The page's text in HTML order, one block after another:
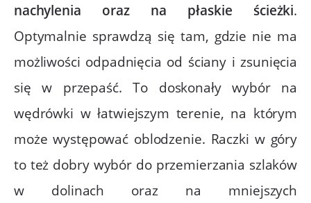
nachylenia oraz na płaskie ścieżki.
Optymalnie sprawdzą się tam, gdzie nie ma
możliwości odpadnięcia od ściany i zsunięcia
się w przepaść. To doskonały wybór na
wędrówki w łatwiejszym terenie, na którym
może występować oblodzenie. Raczki w góry
to też dobry wybór do przemierzania szlaków
w dolinach oraz na mniejszych